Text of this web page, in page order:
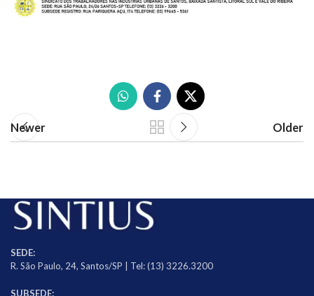
Newer Older
SEDE:
R. São Paulo, 24, Santos/SP | Tel: (13) 3226.3200
SUBSEDE: